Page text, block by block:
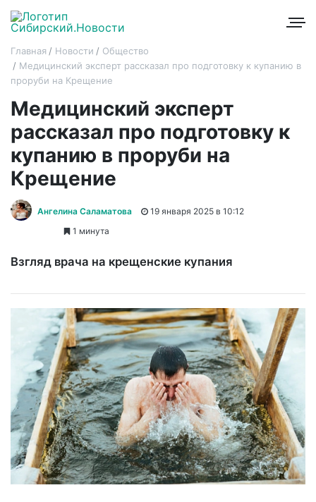
Главная Новости
Общество
Медицинский эксперт рассказал про подготовку к купанию в
проруби на Крещение
Медицинский эксперт
рассказал про подготовку к
купанию в проруби на
Крещение
Ангелина Саламатова
19 января 2025 в 10:12
1 минута
Взгляд врача на крещенские купания